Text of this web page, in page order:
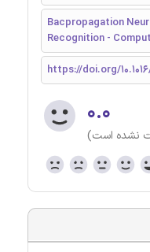
Bacpropagation
Recognition -
https://doi.org/
۰.۰
نشده است)